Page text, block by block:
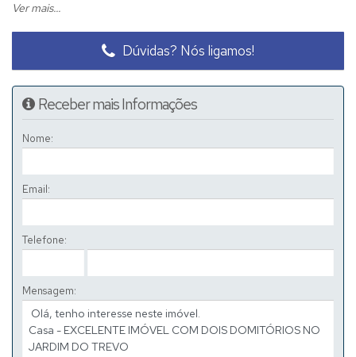
125MTS DE TERRENO
Ver mais...
Dúvidas? Nós ligamos!
Receber mais Informações
Nome:
Email:
Telefone:
Mensagem: